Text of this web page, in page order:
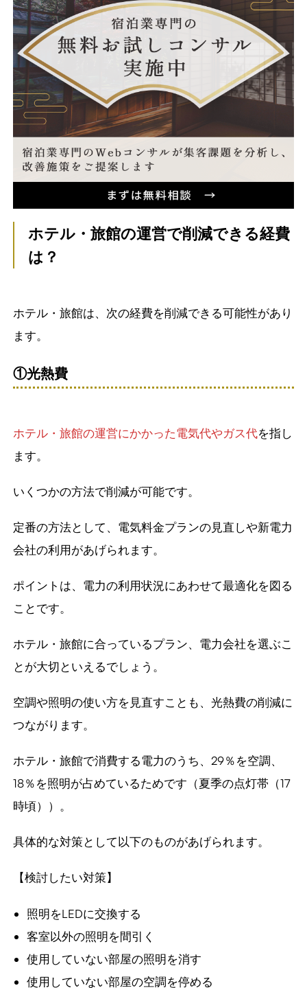
ホテル・旅館の運営で削減できる経費
は？
ホテル・旅館は、次の経費を削減できる可能性があり
ます。
①光熱費
ホテル・旅館の運営にかかった電気代やガス代を指し
ます。
いくつかの方法で削減が可能です。
定番の方法として、電気料金プランの見直しや新電力
会社の利用があげられます。
ポイントは、電力の利用状況にあわせて最適化を図る
ことです。
ホテル・旅館に合っているプラン、電力会社を選ぶこ
とが大切といえるでしょう。
空調や照明の使い方を見直すことも、光熱費の削減に
つながります。
ホテル・旅館で消費する電力のうち、29％を空調、
18％を照明が占めているためです（夏季の点灯帯（17
時頃））。
具体的な対策として以下のものがあげられます。
【検討したい対策】
照明をLEDに交換する
客室以外の照明を間引く
使用していない部屋の照明を消す
使用していない部屋の空調を停める